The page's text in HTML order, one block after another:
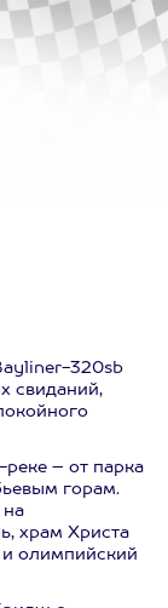
320sb
свиданий,
– от парка
горам.
на
храм Христа
и олимпийский